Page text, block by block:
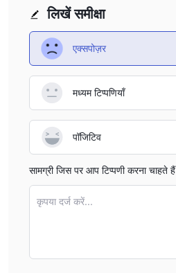
लिखें समीक्षा
एक्सपोज़र
मध्यम टिप्पणियाँ
पॉजिटिव
सामग्री जिस पर आप टिप्पणी करना चाहते हैं
कृपया दर्ज करें...